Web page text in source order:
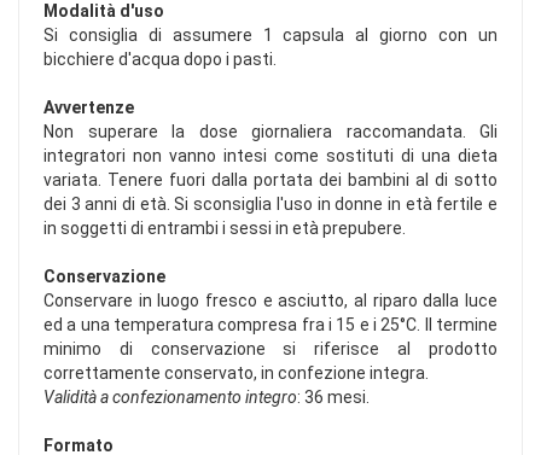
Modalità d'uso
Si consiglia di assumere 1 capsula al giorno con un
bicchiere d'acqua dopo i pasti.
Avvertenze
Non superare la dose giornaliera raccomandata. Gli
integratori non vanno intesi come sostituti di una dieta
variata. Tenere fuori dalla portata dei bambini al di sotto
dei 3 anni di età. Si sconsiglia l'uso in donne in età fertile e
in soggetti di entrambi i sessi in età prepubere.
Conservazione
Conservare in luogo fresco e asciutto, al riparo dalla luce
ed a una temperatura compresa fra i 15 e i 25°C. Il termine
minimo di conservazione si riferisce al prodotto
correttamente conservato, in confezione integra.
Validità a confezionamento integro: 36 mesi.
Formato